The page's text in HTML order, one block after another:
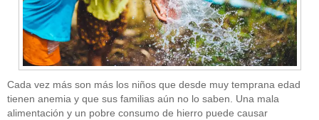
Cada vez más son más los niños que desde muy temprana edad
tienen anemia y que sus familias aún no lo saben. Una mala
alimentación y un pobre consumo de hierro puede causar